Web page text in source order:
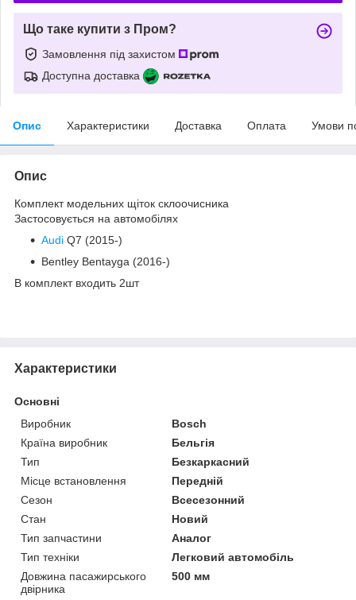
Що таке купити з Пром?
Замовлення під захистом
Доступна доставка
Опис Характеристики Доставка Оплата Умови
Опис
Комплект модельних щіток склоочисника
Застосовується на автомобілях
Audi Q7 (2015-)
Bentley Bentayga (2016-)
В комплект входить 2шт
Характеристики
Основні
Виробник
Bosch
Країна виробник
Бельгія
Тип
Безкаркасний
Місце встановлення
Передній
Сезон
Всесезонний
Стан
Новий
Тип запчастини
Аналог
Тип техніки
Легковий автомобіль
Довжина пасажирського
двірника
500 мм